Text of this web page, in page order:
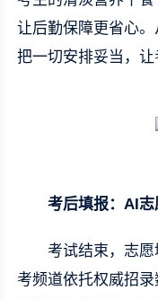
让后勤保障更省心
把一切安排妥当，让
考后填报：AI
考试结束，志
考频道依托权威招